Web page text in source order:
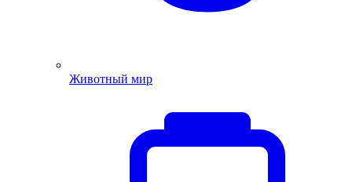
Животный мир